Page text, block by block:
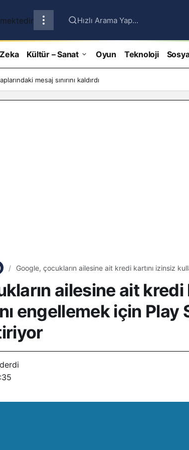
Hızlı Arama Yap...
Kültür – Sanat Oyun Teknoloji
mesaj sınırını kaldırdı
Google, çocukların ailesine ait kredi kartını izinsiz
ailesine ait kredi
engellemek için Play